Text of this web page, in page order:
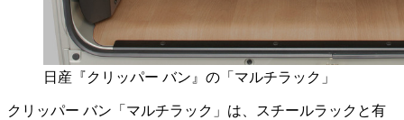
日産『クリッパー バン』の「マルチラック」
クリッパー バン「マルチラック」は、スチールラックと有